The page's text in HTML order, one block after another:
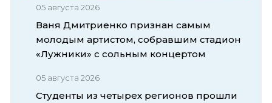
05 августа 2026
Ваня Дмитриенко признан самым
молодым артистом, собравшим стадион
«Лужники» с сольным концертом
05 августа 2026
Студенты из четырех регионов прошли